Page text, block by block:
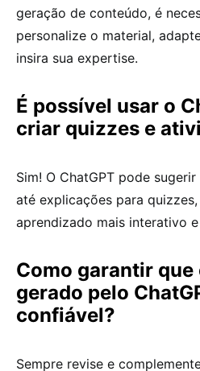
geração de conteúdo, é
personalize o material,
insira sua expertise.
É possível usar o
criar quizzes e
Sim! O ChatGPT pode
até explicações para
aprendizado mais interativo
Como garantir
gerado pelo
confiável?
Sempre revise e